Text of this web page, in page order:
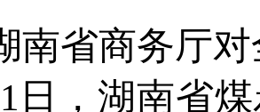
省商务厅对
日，湖南省